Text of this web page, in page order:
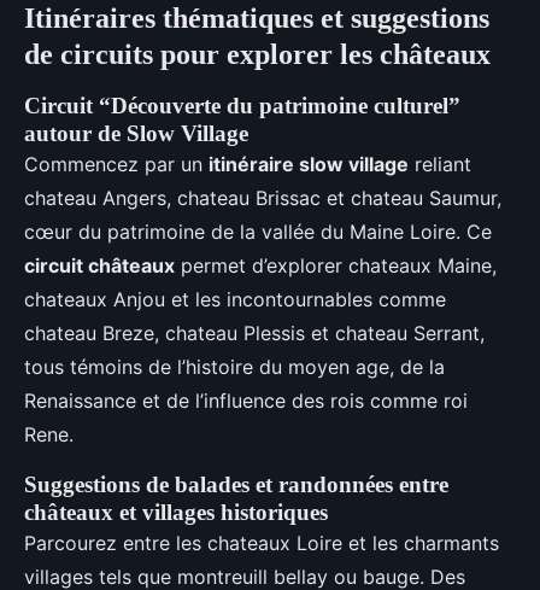
Itinéraires thématiques et suggestions
de circuits pour explorer les châteaux
Circuit “Découverte du patrimoine culturel”
autour de Slow Village
Commencez par un itinéraire slow village reliant
chateau Angers, chateau Brissac et chateau Saumur,
cœur du patrimoine de la vallée du Maine Loire. Ce
circuit châteaux permet d’explorer chateaux Maine,
chateaux Anjou et les incontournables comme
chateau Breze, chateau Plessis et chateau Serrant,
tous témoins de l’histoire du moyen age, de la
Renaissance et de l’influence des rois comme roi
Rene.
Suggestions de balades et randonnées entre
châteaux et villages historiques
Parcourez entre les chateaux Loire et les charmants
villages tels que montreuill bellay ou bauge. Des